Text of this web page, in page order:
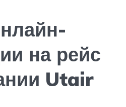
на рейс
Utair